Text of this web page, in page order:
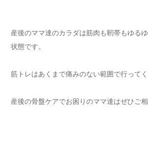
産後のママ達のカラダは筋肉も靭帯もゆる
状態です。
筋トレはあくまで痛みのない範囲で行ってく
産後の骨盤ケアでお困りのママ達はぜひご